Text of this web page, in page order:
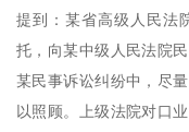
提到：某省高级人民法
托，向某中级人民法院
某民事诉讼纠纷中，尽
以照顾。上级法院对口